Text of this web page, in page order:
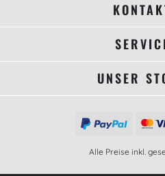
UNSER
Alle Preise inkl.